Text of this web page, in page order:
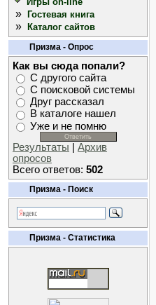
» Гостевая книга
» Каталог сайтов
Призма - Опрос
Как вы сюда попали?
С другого сайта
С поисковой системы
Друг рассказал
В каталоге нашел
Уже и не помню
Результаты
Архив
опросов
Всего ответов: 502
Призма - Поиск
Призма - Статистика